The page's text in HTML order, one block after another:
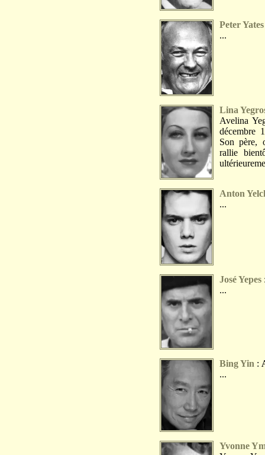
Peter Yates
...
Lina
Avelina
décembre
Son père,
rallie
Anton
...
José Yepes
...
Bing Yin :
...
Yvonne